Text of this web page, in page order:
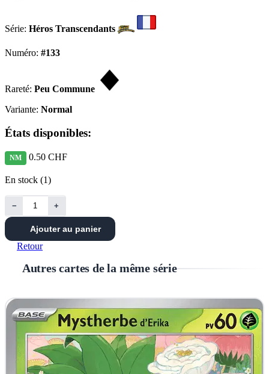
Série: Héros Transcendants
Numéro: #133
Rareté: Peu Commune
Variante: Normal
États disponibles:
NM 0.50 CHF
En stock (1)
− +
Ajouter au panier
Retour
Autres cartes de la même série